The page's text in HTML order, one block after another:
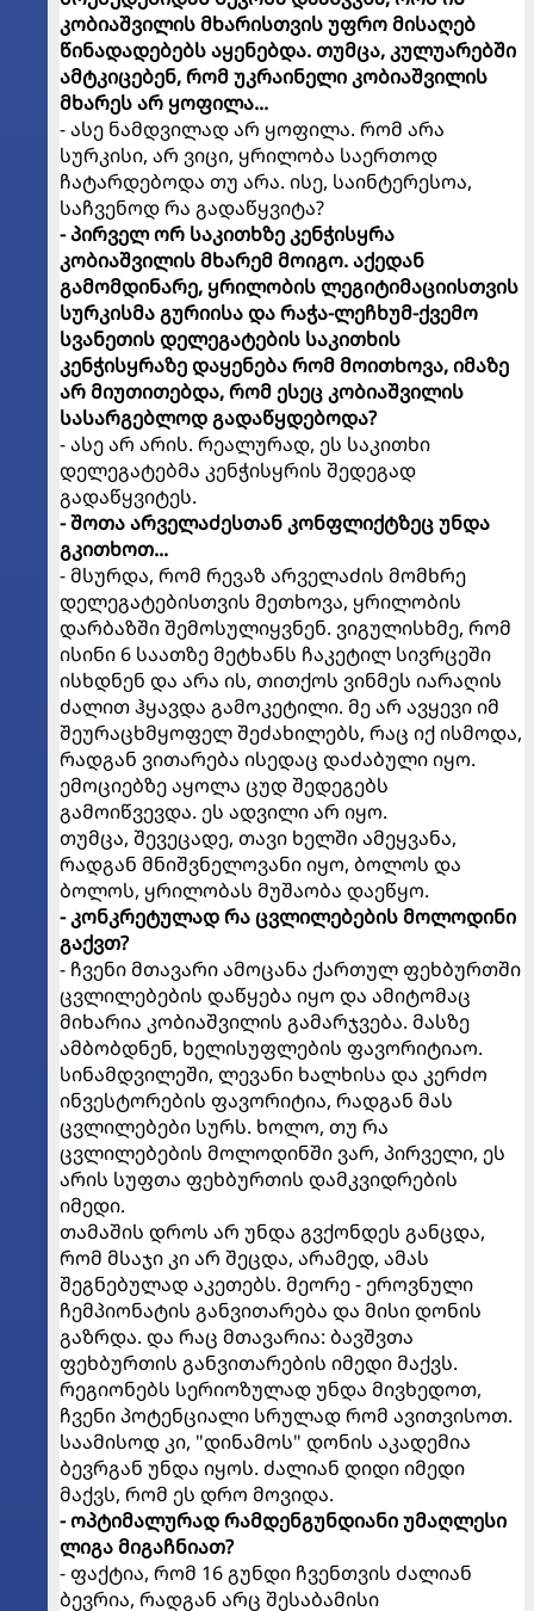
კობიაშვილის მხარისთვის უფრო მისაღებ
წინადადებებს აყენებდა. თუმცა, კულუარებში
ამტკიცებენ, რომ უკრაინელი კობიაშვილის
მხარეს არ ყოფილა...
- ასე ნამდვილად არ ყოფილა. რომ არა
სურკისი, არ ვიცი, ყრილობა საერთოდ
ჩატარდებოდა თუ არა. ისე, საინტერესოა,
საჩვენოდ რა გადაწყვიტა?
- პირველ ორ საკითხზე კენჭისყრა
კობიაშვილის მხარემ მოიგო. აქედან
გამომდინარე, ყრილობის ლეგიტიმაციისთვის
სურკისმა გურიისა და რაჭა-ლეჩხუმ-ქვემო
სვანეთის დელეგატების საკითხის
კენჭისყრაზე დაყენება რომ მოითხოვა, იმაზე
არ მიუთითებდა, რომ ესეც კობიაშვილის
სასარგებლოდ გადაწყდებოდა?
- ასე არ არის. რეალურად, ეს საკითხი
დელეგატებმა კენჭისყრის შედეგად
გადაწყვიტეს.
- შოთა არველაძესთან კონფლიქტზეც უნდა
გკითხოთ...
- მსურდა, რომ რევაზ არველაძის მომხრე
დელეგატებისთვის მეთხოვა, ყრილობის
დარბაზში შემოსულიყვნენ. ვიგულისხმე, რომ
ისინი 6 საათზე მეტხანს ჩაკეტილ სივრცეში
ისხდნენ და არა ის, თითქოს ვინმეს იარაღის
ძალით ჰყავდა გამოკეტილი. მე არ ავყევი იმ
შეურაცხმყოფელ შეძახილებს, რაც იქ ისმოდა,
რადგან ვითარება ისედაც დაძაბული იყო.
ემოციებზე აყოლა ცუდ შედეგებს
გამოიწვევდა. ეს ადვილი არ იყო.
თუმცა, შევეცადე, თავი ხელში ამეყვანა,
რადგან მნიშვნელოვანი იყო, ბოლოს და
ბოლოს, ყრილობას მუშაობა დაეწყო.
- კონკრეტულად რა ცვლილებების მოლოდინი
გაქვთ?
- ჩვენი მთავარი ამოცანა ქართულ ფეხბურთში
ცვლილებების დაწყება იყო და ამიტომაც
მიხარია კობიაშვილის გამარჯვება. მასზე
ამბობდნენ, ხელისუფლების ფავორიტიაო.
სინამდვილეში, ლევანი ხალხისა და კერძო
ინვესტორების ფავორიტია, რადგან მას
ცვლილებები სურს. ხოლო, თუ რა
ცვლილებების მოლოდინში ვარ, პირველი, ეს
არის სუფთა ფეხბურთის დამკვიდრების
იმედი.
თამაშის დროს არ უნდა გვქონდეს განცდა,
რომ მსაჯი კი არ შეცდა, არამედ, ამას
შეგნებულად აკეთებს. მეორე - ეროვნული
ჩემპიონატის განვითარება და მისი დონის
გაზრდა. და რაც მთავარია: ბავშვთა
ფეხბურთის განვითარების იმედი მაქვს.
რეგიონებს სერიოზულად უნდა მივხედოთ,
ჩვენი პოტენციალი სრულად რომ ავითვისოთ.
საამისოდ კი, "დინამოს" დონის აკადემია
ბევრგან უნდა იყოს. ძალიან დიდი იმედი
მაქვს, რომ ეს დრო მოვიდა.
- ოპტიმალურად რამდენგუნდიანი უმაღლესი
ლიგა მიგაჩნიათ?
- ფაქტია, რომ 16 გუნდი ჩვენთვის ძალიან
ბევრია, რადგან არც შესაბამისი